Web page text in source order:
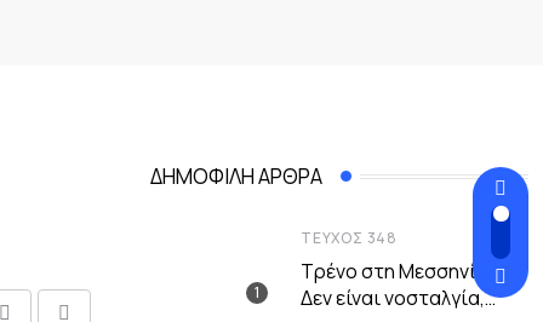
ΔΗΜΟΦΙΛΉ ΆΡΘΡΑ
ΤΕΎΧΟΣ 348
Τρένο στη Μεσσηνία –
Δεν είναι νοσταλγία,